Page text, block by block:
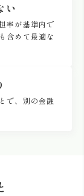
い
率が基準内で
含めて最適な
で、別の金融